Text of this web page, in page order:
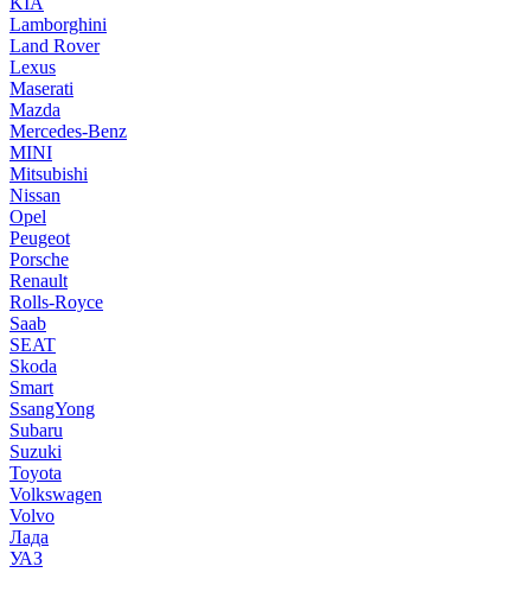
Lamborghini
Land Rover
Lexus
Maserati
Mazda
Mercedes-Benz
MINI
Mitsubishi
Nissan
Opel
Peugeot
Porsche
Renault
Rolls-Royce
Saab
SEAT
Skoda
Smart
SsangYong
Subaru
Suzuki
Toyota
Volkswagen
Volvo
Лада
УАЗ